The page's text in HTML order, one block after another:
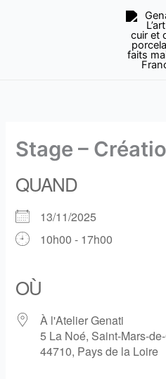
Stage –
QUAND
13/11/2025
10h00 - 17h00
OÙ
À l'Atelier Genati
5 La Noé, Saint-Mars-
44710, Pays de la Loire